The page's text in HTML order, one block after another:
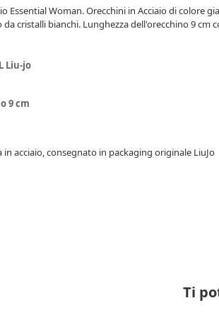
Essential Woman. Orecchini in Acciaio di colore
cristalli bianchi. Lunghezza dell'orecchino 9 cm
Liu-jo
9 cm
in acciaio, consegnato in packaging originale LiuJo
Ti